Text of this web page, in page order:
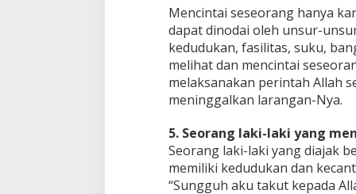
Mencintai seseorang hanya
dapat dinodai oleh unsur-
kedudukan, fasilitas, suku,
melihat dan mencintai
melaksanakan perintah Allah
meninggalkan larangan-Nya.
5. Seorang laki-laki yang
Seorang laki-laki yang diajak
memiliki kedudukan dan
“Sungguh aku takut kepada